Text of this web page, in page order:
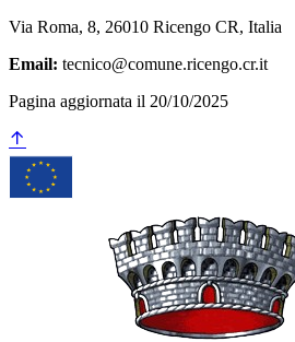
Via Roma, 8, 26010 Ricengo CR, Italia
Email: tecnico@comune.ricengo.cr.it
Pagina aggiornata il 20/10/2025